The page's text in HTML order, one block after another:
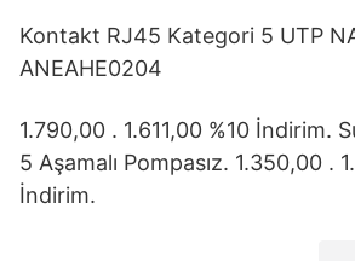
Kontakt RJ45 Kategori 5 UTP
ANEAHE0204
1.790,00 . 1.611,00 %10 İndirim.
5 Aşamalı Pompasız. 1.350,00 .
İndirim.